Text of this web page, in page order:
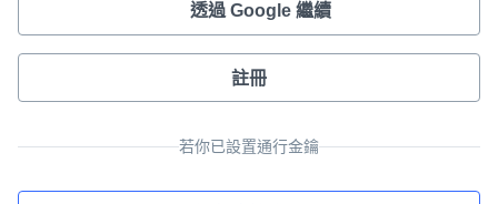
透過 Google 繼續
註冊
若你已設置通行金鑰